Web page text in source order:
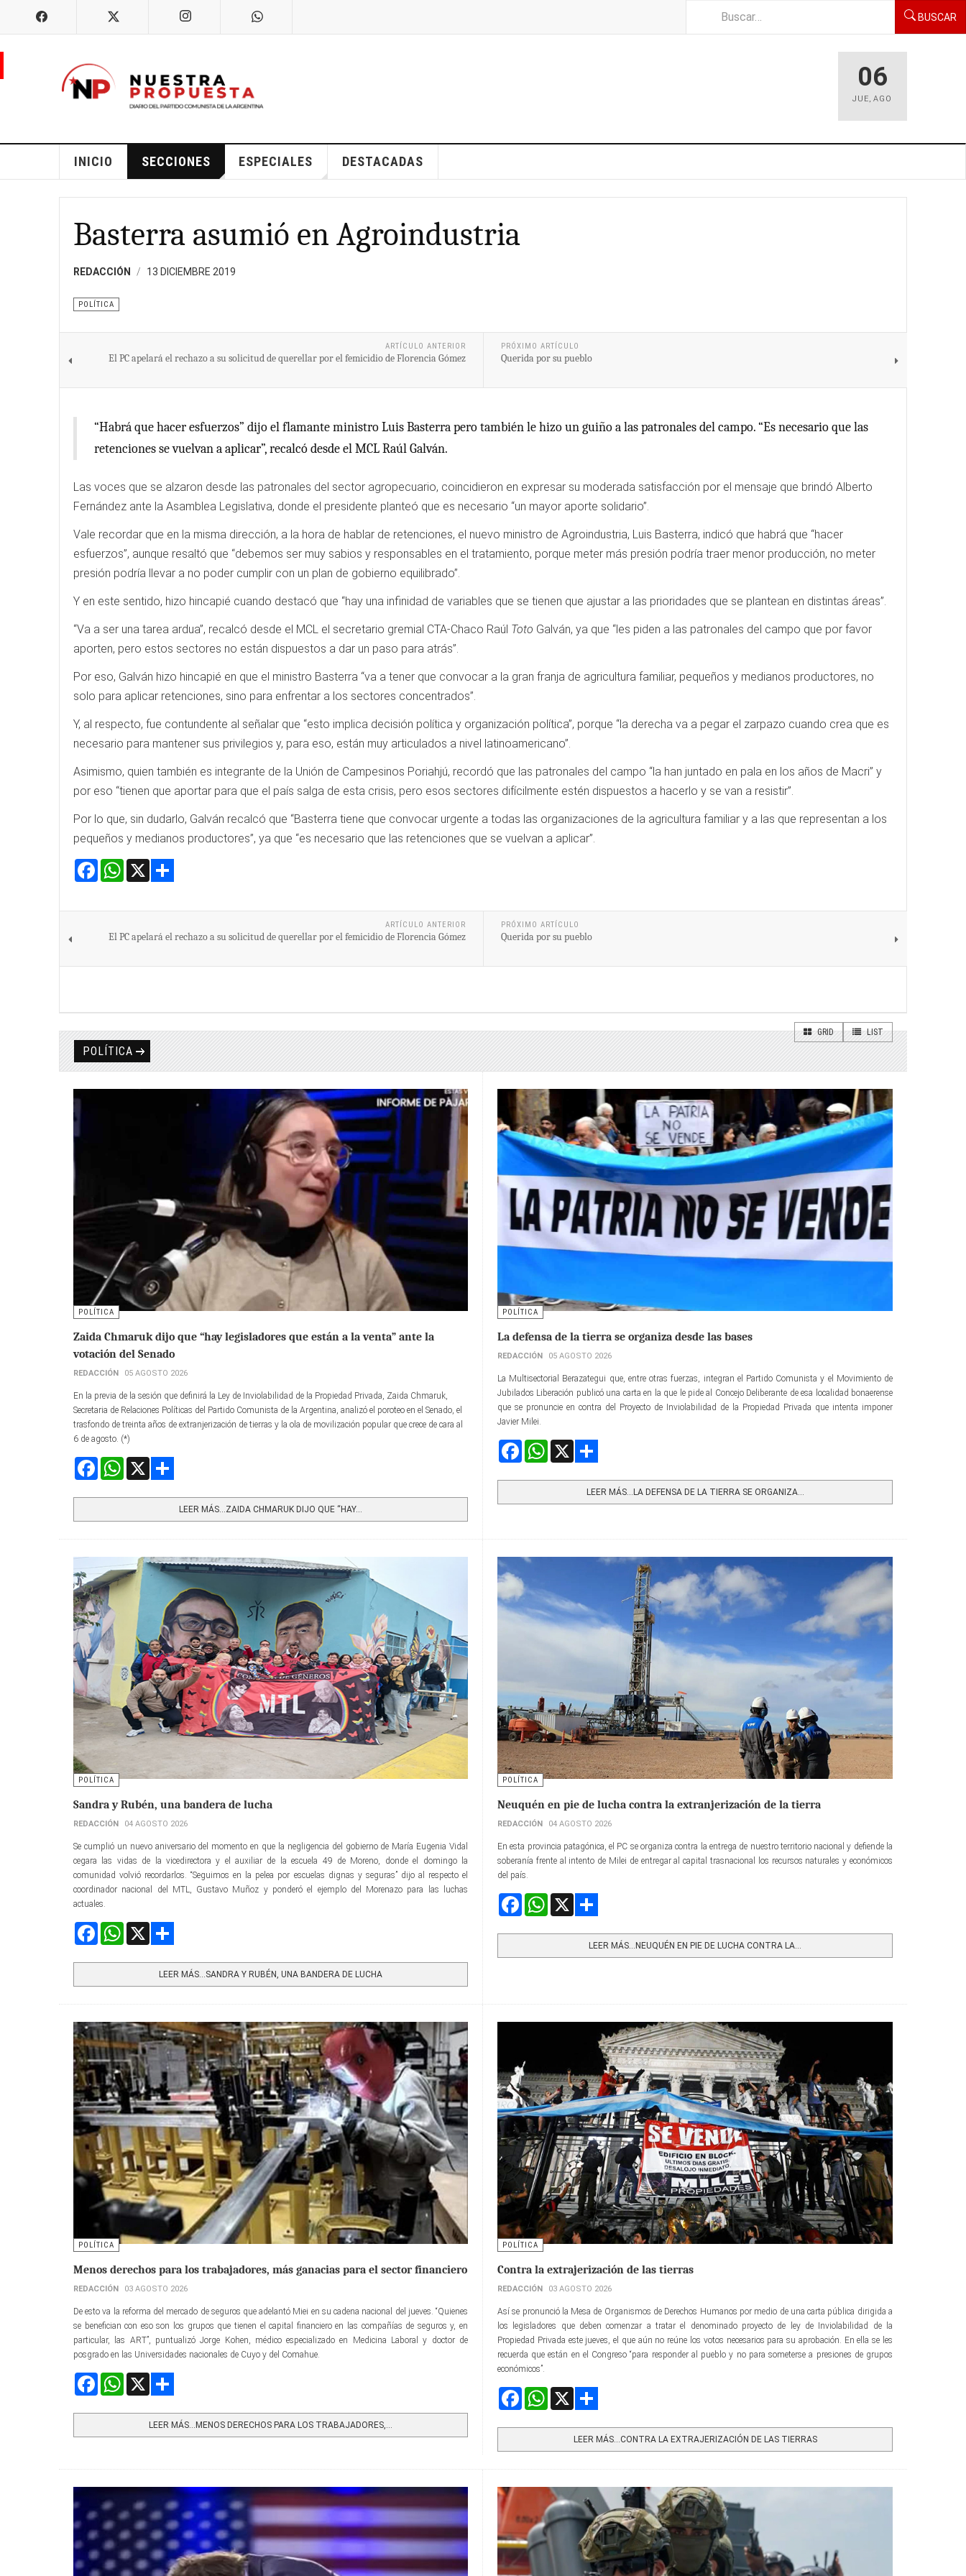
BUSCAR
06
JUE,AGO
INICIO SECCIONES ESPECIALES DESTACADAS
Basterra asumió en Agroindustria
REDACCIÓN 13 DICIEMBRE 2019
POLÍTICA
ARTÍCULO ANTERIOR
El PC apelará el rechazo a su solicitud de querellar por el femicidio de Florencia Gómez
PRÓXIMO ARTÍCULO
Querida por su pueblo
“Habrá que hacer esfuerzos” dijo el flamante ministro Luis Basterra pero también le hizo un guiño a las patronales del campo. “Es necesario que las
retenciones se vuelvan a aplicar”, recalcó desde el MCL Raúl Galván.
Las voces que se alzaron desde las patronales del sector agropecuario, coincidieron en expresar su moderada satisfacción por el mensaje que brindó Alberto
Fernández ante la Asamblea Legislativa, donde el presidente planteó que es necesario “un mayor aporte solidario”.
Vale recordar que en la misma dirección, a la hora de hablar de retenciones, el nuevo ministro de Agroindustria, Luis Basterra, indicó que habrá que “hacer
esfuerzos”, aunque resaltó que “debemos ser muy sabios y responsables en el tratamiento, porque meter más presión podría traer menor producción, no meter
presión podría llevar a no poder cumplir con un plan de gobierno equilibrado”.
Y en este sentido, hizo hincapié cuando destacó que “hay una infinidad de variables que se tienen que ajustar a las prioridades que se plantean en distintas áreas”.
“Va a ser una tarea ardua”, recalcó desde el MCL el secretario gremial CTA-Chaco Raúl Toto Galván, ya que “les piden a las patronales del campo que por favor
aporten, pero estos sectores no están dispuestos a dar un paso para atrás”.
Por eso, Galván hizo hincapié en que el ministro Basterra “va a tener que convocar a la gran franja de agricultura familiar, pequeños y medianos productores, no
solo para aplicar retenciones, sino para enfrentar a los sectores concentrados”.
Y, al respecto, fue contundente al señalar que “esto implica decisión política y organización política”, porque “la derecha va a pegar el zarpazo cuando crea que es
necesario para mantener sus privilegios y, para eso, están muy articulados a nivel latinoamericano”.
Asimismo, quien también es integrante de la Unión de Campesinos Poriahjú, recordó que las patronales del campo “la han juntado en pala en los años de Macri” y
por eso “tienen que aportar para que el país salga de esta crisis, pero esos sectores difícilmente estén dispuestos a hacerlo y se van a resistir”.
Por lo que, sin dudarlo, Galván recalcó que “Basterra tiene que convocar urgente a todas las organizaciones de la agricultura familiar y a las que representan a los
pequeños y medianos productores”, ya que “es necesario que las retenciones que se vuelvan a aplicar”.
Facebook
WhatsApp
ARTÍCULO ANTERIOR
El PC apelará el rechazo a su solicitud de querellar por el femicidio de Florencia Gómez
PRÓXIMO ARTÍCULO
Querida por su pueblo
GRID LIST
POLÍTICA
POLÍTICA
Zaida Chmaruk dijo que “hay legisladores que están a la venta” ante la
votación del Senado
REDACCIÓN 05 AGOSTO 2026
En la previa de la sesión que definirá la Ley de Inviolabilidad de la Propiedad Privada, Zaida Chmaruk,
Secretaria de Relaciones Políticas del Partido Comunista de la Argentina, analizó el poroteo en el Senado, el
trasfondo de treinta años de extranjerización de tierras y la ola de movilización popular que crece de cara al
6 de agosto. (*)
FacebookWhatsApp
LEER MÁS…ZAIDA CHMARUK DIJO QUE “HAY...
POLÍTICA
La defensa de la tierra se organiza desde las bases
REDACCIÓN 05 AGOSTO 2026
La Multisectorial Berazategui que, entre otras fuerzas, integran el Partido Comunista y el Movimiento de
Jubilados Liberación publicó una carta en la que le pide al Concejo Deliberante de esa localidad bonaerense
que se pronuncie en contra del Proyecto de Inviolabilidad de la Propiedad Privada que intenta imponer
Javier Milei.
FacebookWhatsApp
LEER MÁS…LA DEFENSA DE LA TIERRA SE ORGANIZA...
POLÍTICA
Sandra y Rubén, una bandera de lucha
REDACCIÓN 04 AGOSTO 2026
Se cumplió un nuevo aniversario del momento en que la negligencia del gobierno de María Eugenia Vidal
cegara las vidas de la vicedirectora y el auxiliar de la escuela 49 de Moreno, donde el domingo la
comunidad volvió recordarlos. “Seguimos en la pelea por escuelas dignas y seguras” dijo al respecto el
coordinador nacional del MTL, Gustavo Muñoz y ponderó el ejemplo del Morenazo para las luchas
actuales.
FacebookWhatsApp
LEER MÁS…SANDRA Y RUBÉN, UNA BANDERA DE LUCHA
POLÍTICA
Neuquén en pie de lucha contra la extranjerización de la tierra
REDACCIÓN 04 AGOSTO 2026
En esta provincia patagónica, el PC se organiza contra la entrega de nuestro territorio nacional y defiende la
soberanía frente al intento de Milei de entregar al capital trasnacional los recursos naturales y económicos
del país.
FacebookWhatsApp
LEER MÁS…NEUQUÉN EN PIE DE LUCHA CONTRA LA...
POLÍTICA
Menos derechos para los trabajadores, más ganacias para el sector financiero
REDACCIÓN 03 AGOSTO 2026
De esto va la reforma del mercado de seguros que adelantó Miei en su cadena nacional del jueves. “Quienes
se benefician con eso son los grupos que tienen el capital financiero en las compañías de seguros y, en
particular, las ART”, puntualizó Jorge Kohen, médico especializado en Medicina Laboral y doctor de
posgrado en las Universidades nacionales de Cuyo y del Comahue.
FacebookWhatsApp
LEER MÁS…MENOS DERECHOS PARA LOS TRABAJADORES,...
POLÍTICA
Contra la extrajerización de las tierras
REDACCIÓN 03 AGOSTO 2026
Así se pronunció la Mesa de Organismos de Derechos Humanos por medio de una carta pública dirigida a
los legisladores que deben comenzar a tratar el denominado proyecto de ley de Inviolabilidad de la
Propiedad Privada este jueves, el que aún no reúne los votos necesarios para su aprobación. En ella se les
recuerda que están en el Congreso “para responder al pueblo y no para someterse a presiones de grupos
económicos”.
FacebookWhatsApp
LEER MÁS…CONTRA LA EXTRAJERIZACIÓN DE LAS TIERRAS